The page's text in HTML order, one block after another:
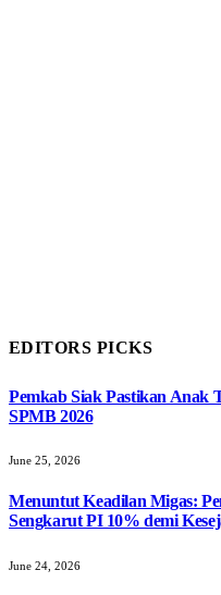
EDITORS PICKS
Pemkab Siak Pastikan Anak
SPMB 2026
June 25, 2026
Menuntut Keadilan Migas:
Sengkarut PI 10% demi
June 24, 2026